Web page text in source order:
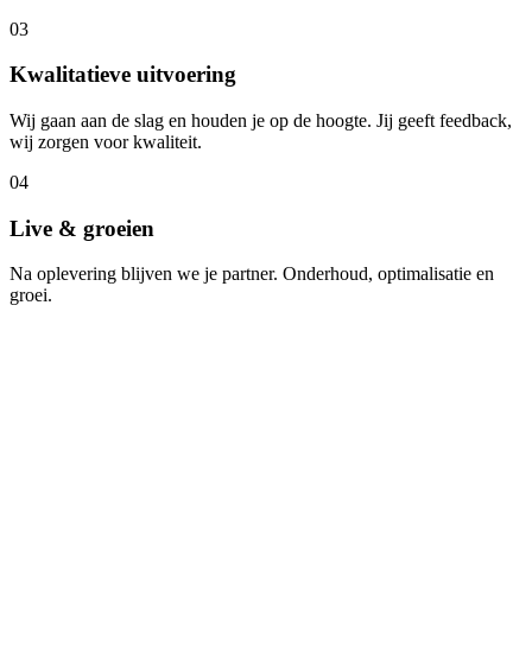
03
Kwalitatieve uitvoering
Wij gaan aan de slag en houden je op de hoogte. Jij geeft feedback,
wij zorgen voor kwaliteit.
04
Live & groeien
Na oplevering blijven we je partner. Onderhoud, optimalisatie en
groei.